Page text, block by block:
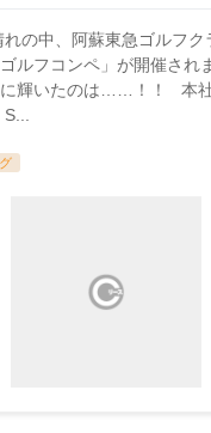
の中、阿蘇東急ゴルフク
ルフコンペ」が開催さ
に輝いたのは……！！ 本